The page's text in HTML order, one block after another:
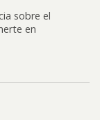
sobre el
en